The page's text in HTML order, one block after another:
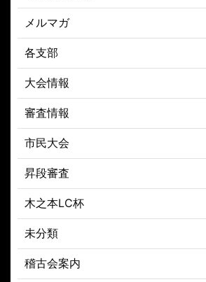
メルマガ
各支部
大会情報
審査情報
市民大会
昇段審査
木之本LC杯
未分類
稽古会案内